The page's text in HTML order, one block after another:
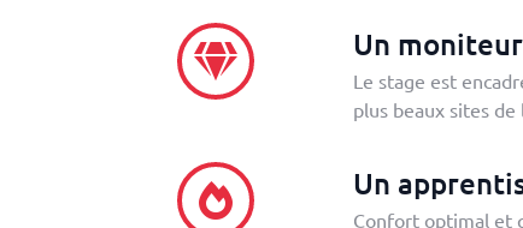
Un
Le stage est
plus beaux sites
Un
Confort optimal et